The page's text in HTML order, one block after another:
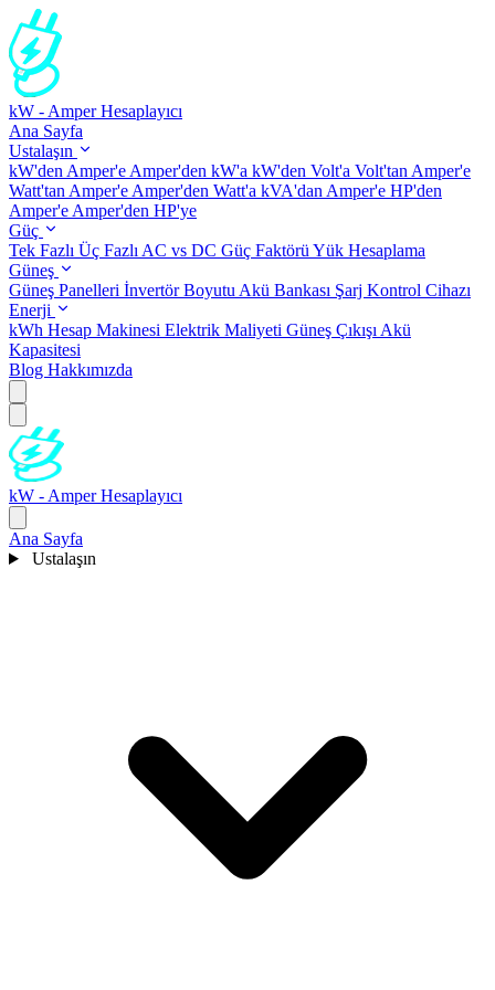
kW - Amper Hesaplayıcı
Ana Sayfa
Ustalaşın
kW'den Amper'e Amper'den kW'a kW'den Volt'a Volt'tan Amper'e
Watt'tan Amper'e Amper'den Watt'a kVA'dan Amper'e HP'den
Amper'e Amper'den HP'ye
Güç
Tek Fazlı Üç Fazlı AC vs DC Güç Faktörü Yük Hesaplama
Güneş
Güneş Panelleri İnvertör Boyutu Akü Bankası Şarj Kontrol Cihazı
Enerji
kWh Hesap Makinesi Elektrik Maliyeti Güneş Çıkışı Akü
Kapasitesi
Blog Hakkımızda
kW - Amper Hesaplayıcı
Ana Sayfa
Ustalaşın